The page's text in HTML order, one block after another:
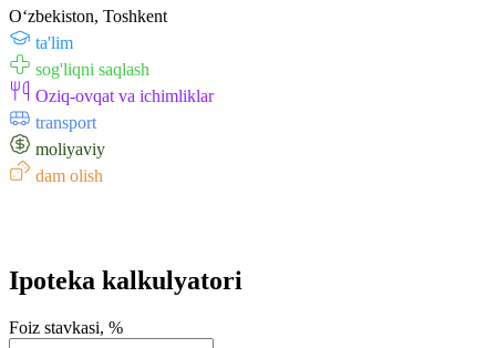
Oʻzbekiston, Toshkent
ta'lim
sog'liqni saqlash
Oziq-ovqat va ichimliklar
transport
moliyaviy
dam olish
Ipoteka kalkulyatori
Foiz stavkasi, %